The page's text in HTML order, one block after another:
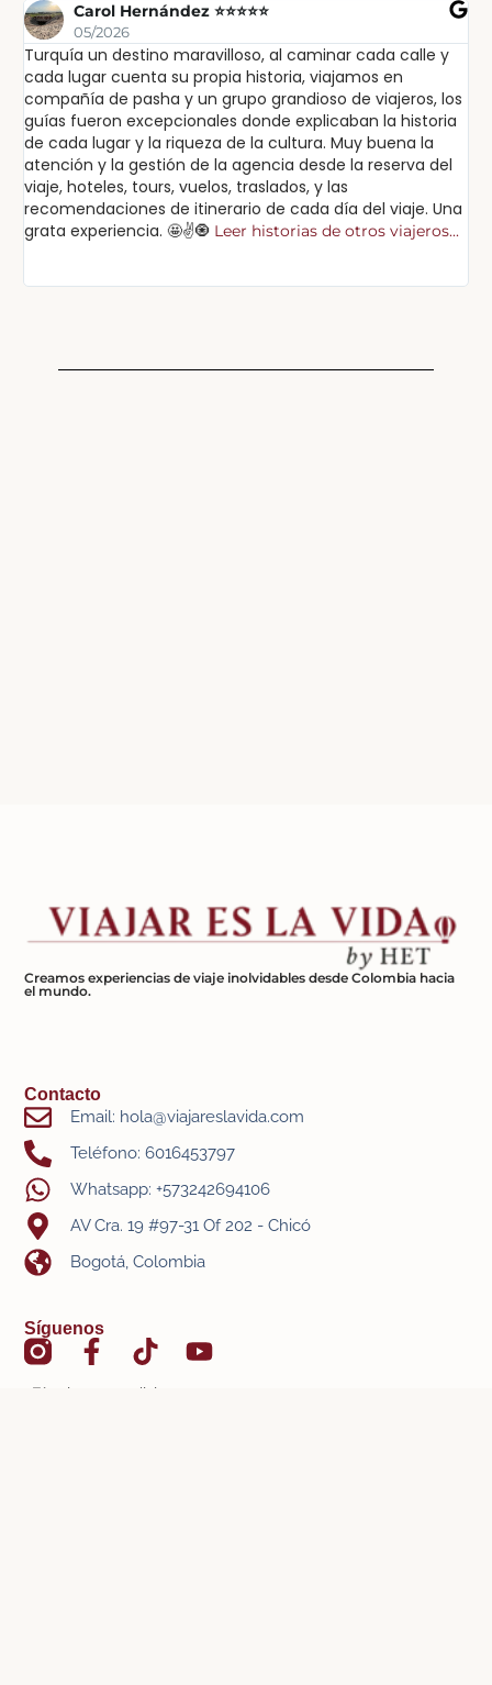
Carol Hernández ⭐⭐⭐⭐⭐
05/2026
Turquía un destino maravilloso, al caminar cada calle y
cada lugar cuenta su propia historia, viajamos en
compañía de pasha y un grupo grandioso de viajeros, los
guías fueron excepcionales donde explicaban la historia
de cada lugar y la riqueza de la cultura. Muy buena la
atención y la gestión de la agencia desde la reserva del
viaje, hoteles, tours, vuelos, traslados, y las
recomendaciones de itinerario de cada día del viaje. Una
grata experiencia. 🤩✌️🧿 Leer historias de otros viajeros...
Creamos experiencias de viaje inolvidables desde Colombia hacia
el mundo.
Contacto
Email: hola@viajareslavida.com
Teléfono: 6016453797
Whatsapp: +573242694106
AV Cra. 19 #97-31 Of 202 - Chicó
Bogotá, Colombia
Síguenos
- Términos y condiciones